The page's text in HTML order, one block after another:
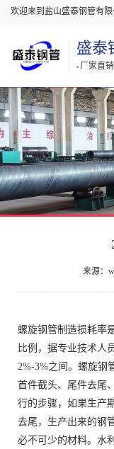
欢迎来到盐山盛泰钢管有限
盛泰
厂家直销
来源：
螺旋钢管制造损耗率
比例，据专业技术人
2%-3%之间。螺旋钢
首件截头、尾件去尾
行的步骤，如果生产
去尾，生产出来的钢
必不可少的材料。水